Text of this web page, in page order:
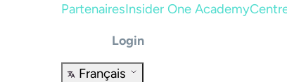
PartenairesInsider One Academy
Login
Français